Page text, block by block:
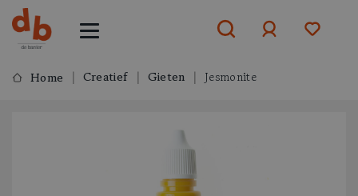
Home Creatief Gieten Jesmonite